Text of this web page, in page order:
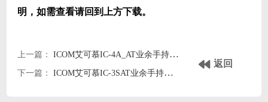
明，如需查看请回到上方下载。
上一篇：
ICOM艾可慕IC-4A_AT业余手持对讲机icom-4a/at英文说明书
下一篇：
ICOM艾可慕IC-3SAT业余手持对讲机icom3sat英文说明书
返回